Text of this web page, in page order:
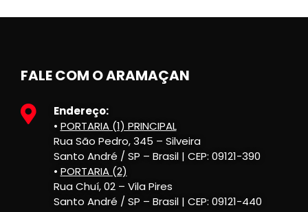
FALE COM O ARAMAÇAN
Endereço:
• PORTARIA (1) PRINCIPAL
Rua São Pedro, 345 – Silveira
Santo André / SP – Brasil | CEP: 09121-390
• PORTARIA (2)
Rua Chuí, 02 – Vila Pires
Santo André / SP – Brasil | CEP: 09121-440